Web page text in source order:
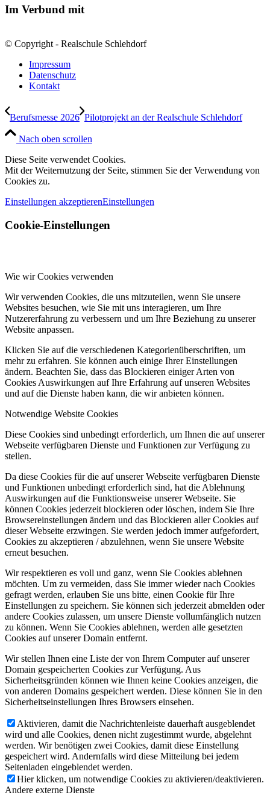
Im Verbund mit
© Copyright - Realschule Schlehdorf
Impressum
Datenschutz
Kontakt
Berufsmesse 2026 Pilotprojekt an der Realschule Schlehdorf
Nach oben scrollen
Diese Seite verwendet Cookies.
Mit der Weiternutzung der Seite, stimmen Sie der Verwendung von
Cookies zu.
Einstellungen akzeptierenEinstellungen
Cookie-Einstellungen
Wie wir Cookies verwenden
Wir verwenden Cookies, die uns mitzuteilen, wenn Sie unsere
Websites besuchen, wie Sie mit uns interagieren, um Ihre
Nutzererfahrung zu verbessern und um Ihre Beziehung zu unserer
Website anpassen.
Klicken Sie auf die verschiedenen Kategorienüberschriften, um
mehr zu erfahren. Sie können auch einige Ihrer Einstellungen
ändern. Beachten Sie, dass das Blockieren einiger Arten von
Cookies Auswirkungen auf Ihre Erfahrung auf unseren Websites
und auf die Dienste haben kann, die wir anbieten können.
Notwendige Website Cookies
Diese Cookies sind unbedingt erforderlich, um Ihnen die auf unserer
Webseite verfügbaren Dienste und Funktionen zur Verfügung zu
stellen.
Da diese Cookies für die auf unserer Webseite verfügbaren Dienste
und Funktionen unbedingt erforderlich sind, hat die Ablehnung
Auswirkungen auf die Funktionsweise unserer Webseite. Sie
können Cookies jederzeit blockieren oder löschen, indem Sie Ihre
Browsereinstellungen ändern und das Blockieren aller Cookies auf
dieser Webseite erzwingen. Sie werden jedoch immer aufgefordert,
Cookies zu akzeptieren / abzulehnen, wenn Sie unsere Website
erneut besuchen.
Wir respektieren es voll und ganz, wenn Sie Cookies ablehnen
möchten. Um zu vermeiden, dass Sie immer wieder nach Cookies
gefragt werden, erlauben Sie uns bitte, einen Cookie für Ihre
Einstellungen zu speichern. Sie können sich jederzeit abmelden oder
andere Cookies zulassen, um unsere Dienste vollumfänglich nutzen
zu können. Wenn Sie Cookies ablehnen, werden alle gesetzten
Cookies auf unserer Domain entfernt.
Wir stellen Ihnen eine Liste der von Ihrem Computer auf unserer
Domain gespeicherten Cookies zur Verfügung. Aus
Sicherheitsgründen können wie Ihnen keine Cookies anzeigen, die
von anderen Domains gespeichert werden. Diese können Sie in den
Sicherheitseinstellungen Ihres Browsers einsehen.
Aktivieren, damit die Nachrichtenleiste dauerhaft ausgeblendet
wird und alle Cookies, denen nicht zugestimmt wurde, abgelehnt
werden. Wir benötigen zwei Cookies, damit diese Einstellung
gespeichert wird. Andernfalls wird diese Mitteilung bei jedem
Seitenladen eingeblendet werden.
Hier klicken, um notwendige Cookies zu aktivieren/deaktivieren.
Andere externe Dienste